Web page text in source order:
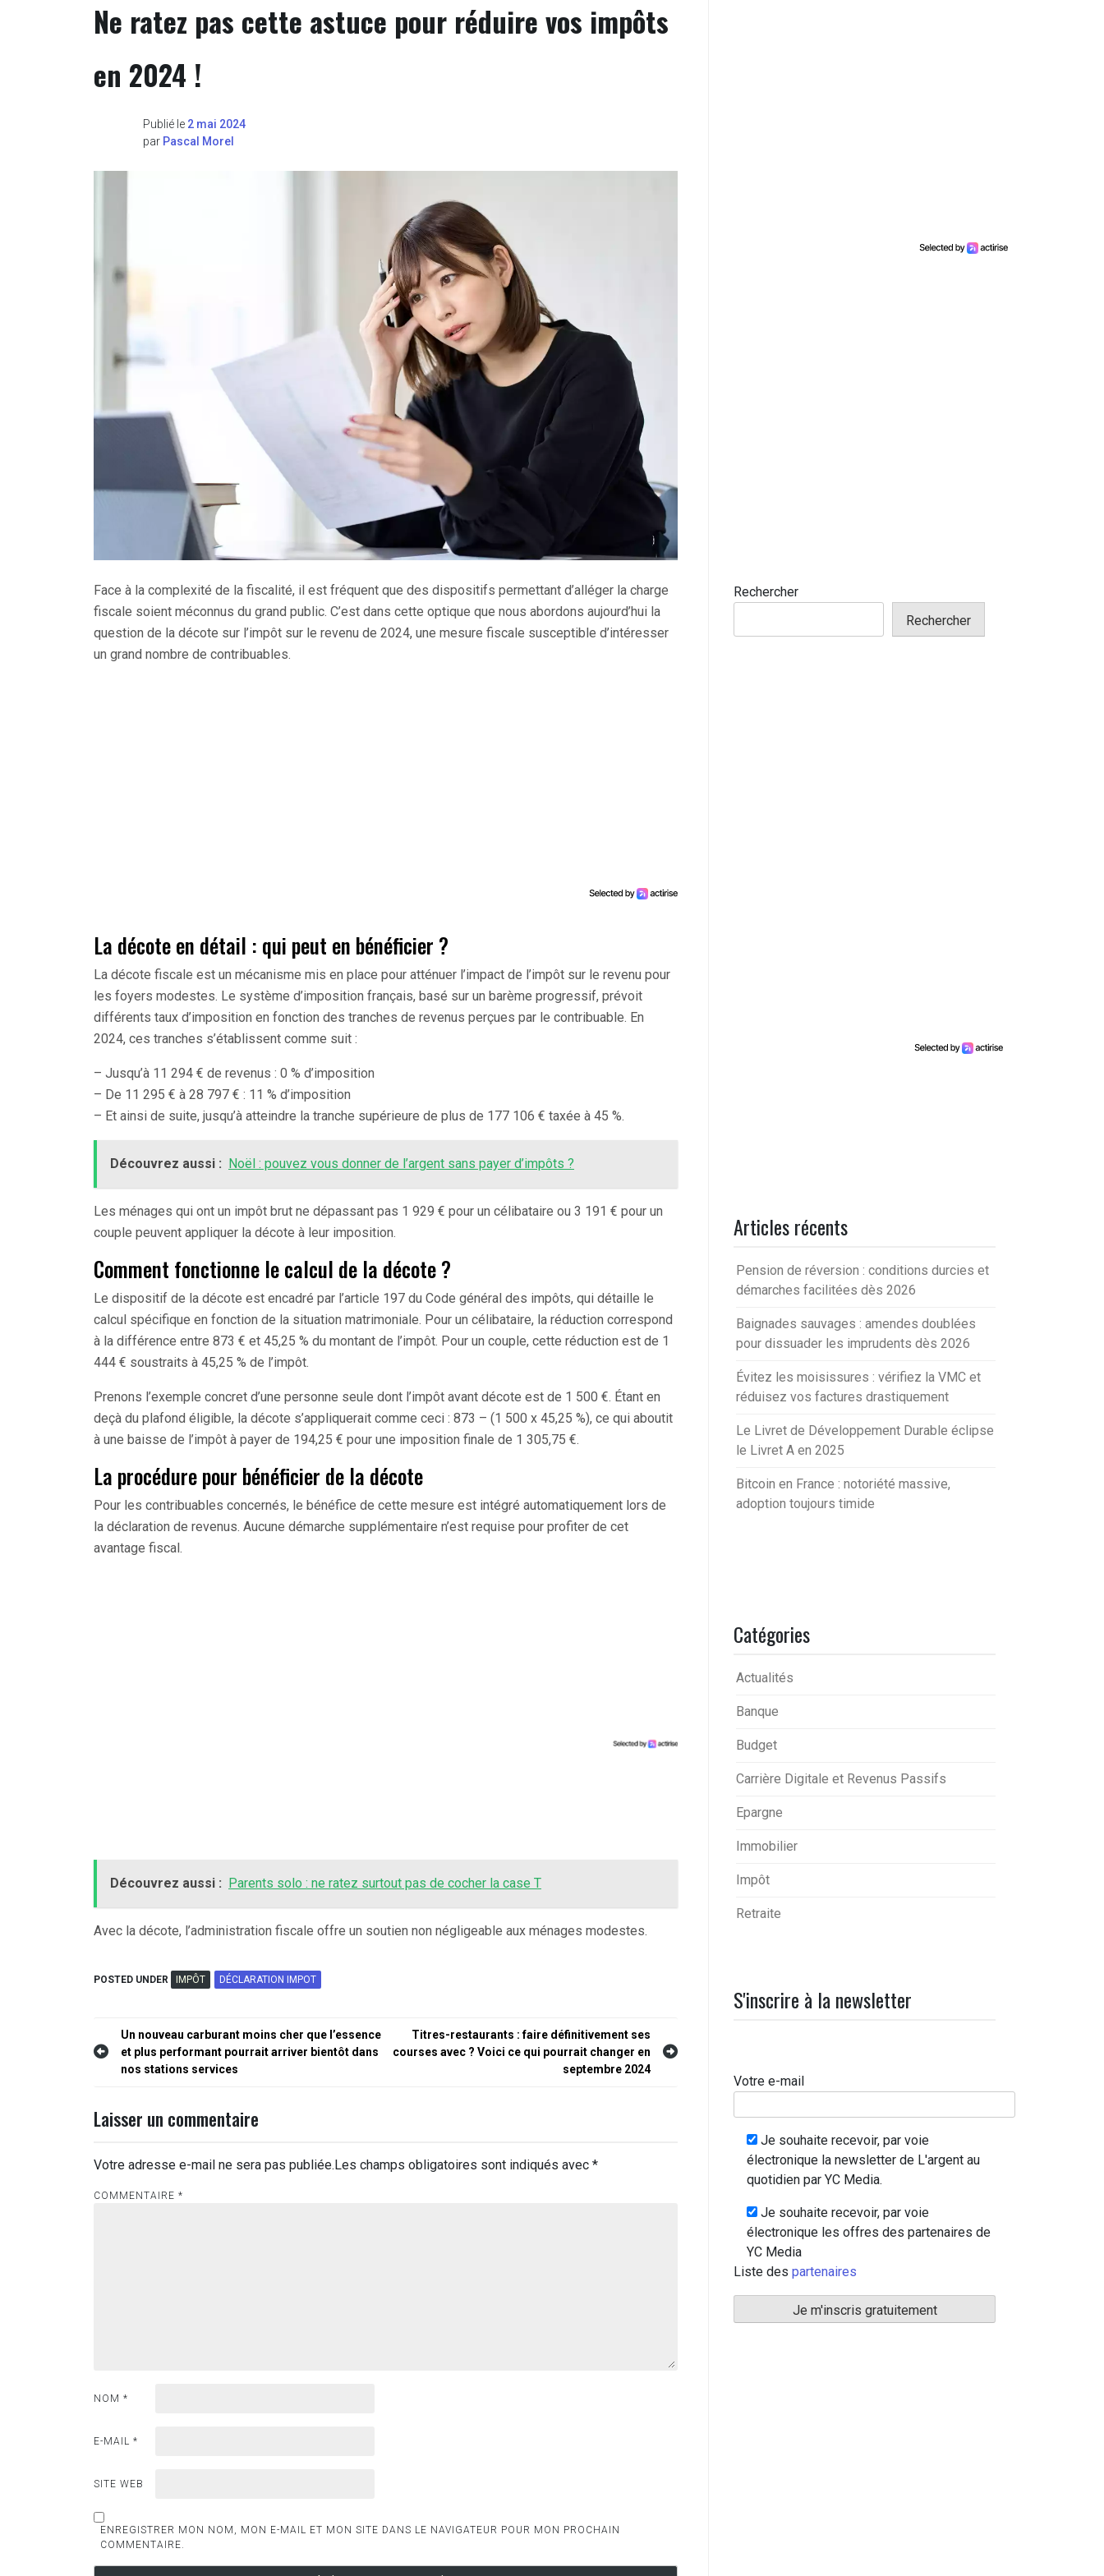
Ne ratez pas cette astuce pour réduire vos impôts
en 2024 !
Publié le 2 mai 2024
par Pascal Morel
Face à la complexité de la fiscalité, il est fréquent que des dispositifs permettant d’alléger la charge
fiscale soient méconnus du grand public. C’est dans cette optique que nous abordons aujourd’hui la
question de la décote sur l’impôt sur le revenu de 2024, une mesure fiscale susceptible d’intéresser
un grand nombre de contribuables.
La décote en détail : qui peut en bénéficier ?
La décote fiscale est un mécanisme mis en place pour atténuer l’impact de l’impôt sur le revenu pour
les foyers modestes. Le système d’imposition français, basé sur un barème progressif, prévoit
différents taux d’imposition en fonction des tranches de revenus perçues par le contribuable. En
2024, ces tranches s’établissent comme suit :
– Jusqu’à 11 294 € de revenus : 0 % d’imposition
– De 11 295 € à 28 797 € : 11 % d’imposition
– Et ainsi de suite, jusqu’à atteindre la tranche supérieure de plus de 177 106 € taxée à 45 %.
Découvrez aussi : Noël : pouvez vous donner de l’argent sans payer d’impôts ?
Les ménages qui ont un impôt brut ne dépassant pas 1 929 € pour un célibataire ou 3 191 € pour un
couple peuvent appliquer la décote à leur imposition.
Comment fonctionne le calcul de la décote ?
Le dispositif de la décote est encadré par l’article 197 du Code général des impôts, qui détaille le
calcul spécifique en fonction de la situation matrimoniale. Pour un célibataire, la réduction correspond
à la différence entre 873 € et 45,25 % du montant de l’impôt. Pour un couple, cette réduction est de 1
444 € soustraits à 45,25 % de l’impôt.
Prenons l’exemple concret d’une personne seule dont l’impôt avant décote est de 1 500 €. Étant en
deçà du plafond éligible, la décote s’appliquerait comme ceci : 873 – (1 500 x 45,25 %), ce qui aboutit
à une baisse de l’impôt à payer de 194,25 € pour une imposition finale de 1 305,75 €.
La procédure pour bénéficier de la décote
Pour les contribuables concernés, le bénéfice de cette mesure est intégré automatiquement lors de
la déclaration de revenus. Aucune démarche supplémentaire n’est requise pour profiter de cet
avantage fiscal.
Découvrez aussi : Parents solo : ne ratez surtout pas de cocher la case T
Avec la décote, l’administration fiscale offre un soutien non négligeable aux ménages modestes.
POSTED UNDER IMPÔT DÉCLARATION IMPOT
Navigation
de
Un nouveau carburant moins cher que l’essence
et plus performant pourrait arriver bientôt dans
nos stations services
Titres-restaurants : faire définitivement ses
courses avec ? Voici ce qui pourrait changer en
septembre 2024
Laisser un commentaire
Votre adresse e-mail ne sera pas publiée.Les champs obligatoires sont indiqués avec *
COMMENTAIRE *
NOM *
E-MAIL *
SITE WEB
ENREGISTRER MON NOM, MON E-MAIL ET MON SITE DANS LE NAVIGATEUR POUR MON PROCHAIN
COMMENTAIRE.
Rechercher
Rechercher
Articles récents
Pension de réversion : conditions durcies et
démarches facilitées dès 2026
Baignades sauvages : amendes doublées
pour dissuader les imprudents dès 2026
Évitez les moisissures : vérifiez la VMC et
réduisez vos factures drastiquement
Le Livret de Développement Durable éclipse
le Livret A en 2025
Bitcoin en France : notoriété massive,
adoption toujours timide
Catégories
Actualités
Banque
Budget
Carrière Digitale et Revenus Passifs
Epargne
Immobilier
Impôt
Retraite
S'inscrire à la newsletter
Votre e-mail
Je souhaite recevoir, par voie
électronique la newsletter de L'argent au
quotidien par YC Media.
Je souhaite recevoir, par voie
électronique les offres des partenaires de
YC Media
Liste des partenaires